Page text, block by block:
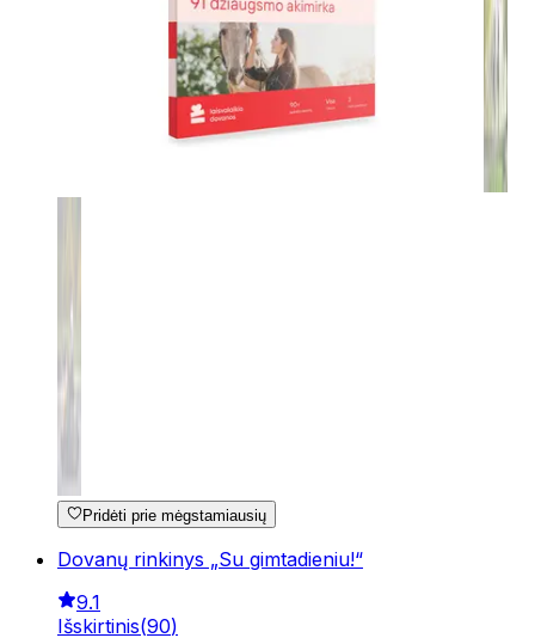
Pridėti prie mėgstamiausių
Dovanų rinkinys „Su gimtadieniu!“
9.1
Išskirtinis(90)